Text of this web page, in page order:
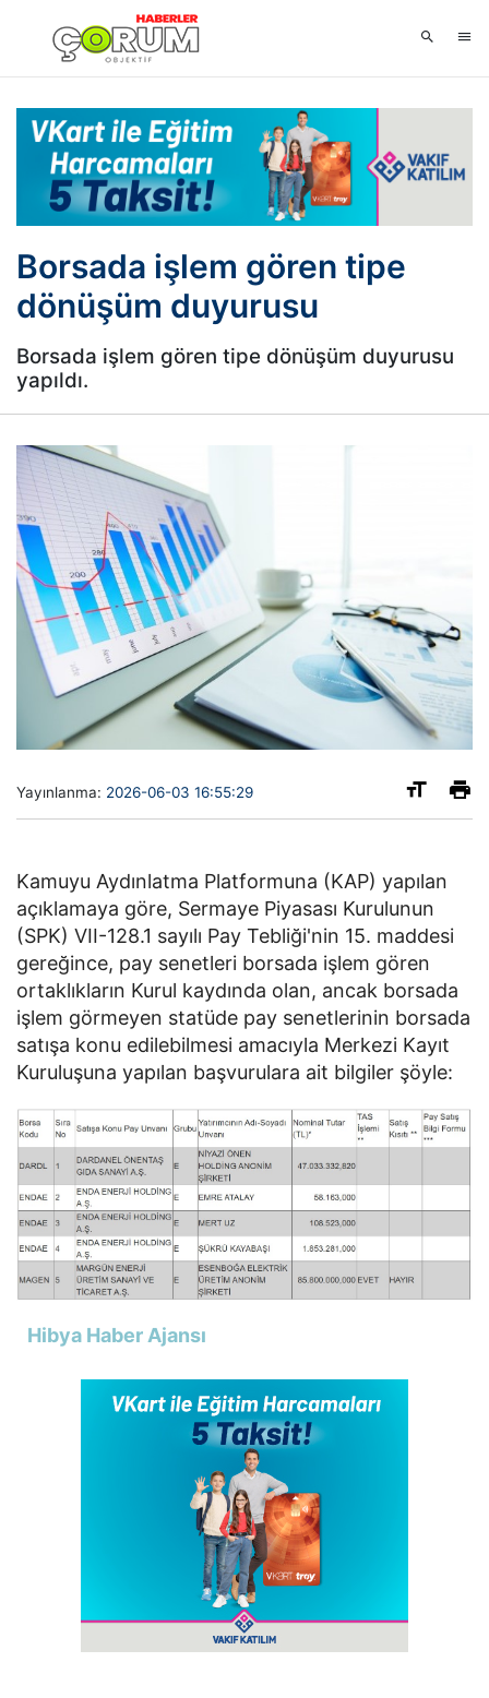
Borsada işlem gören tipe
dönüşüm duyurusu
Borsada işlem gören tipe dönüşüm duyurusu
yapıldı.
Yayınlanma: 2026-06-03 16:55:29
Kamuyu Aydınlatma Platformuna (KAP) yapılan
açıklamaya göre, Sermaye Piyasası Kurulunun
(SPK) VII-128.1 sayılı Pay Tebliği'nin 15. maddesi
gereğince, pay senetleri borsada işlem gören
ortaklıkların Kurul kaydında olan, ancak borsada
işlem görmeyen statüde pay senetlerinin borsada
satışa konu edilebilmesi amacıyla Merkezi Kayıt
Kuruluşuna yapılan başvurulara ait bilgiler şöyle:
Hibya Haber Ajansı